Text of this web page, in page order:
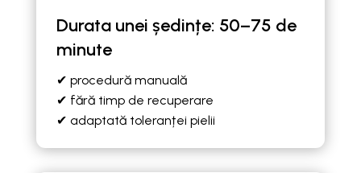
Durata unei ședințe: 50–75 de
minute
✔ procedură manuală
✔ fără timp de recuperare
✔ adaptată toleranței pielii